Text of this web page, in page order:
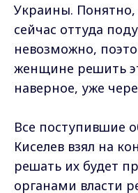
Украины.
сейчас оттуда
невозможно,
женщине решить
наверное, уже
Все поступившие
Киселев взял на
решать их будет
органами власти